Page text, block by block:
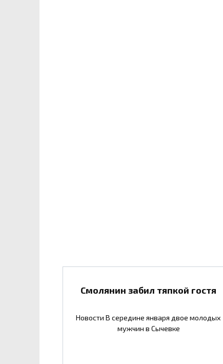
Смолянин забил тяпкой гостя
Новости В середине января двое молодых
мужчин в Сычевке